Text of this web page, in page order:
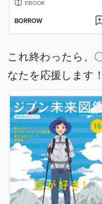
EBOOK
BORROW
これ終わったら、
なたを応援します！